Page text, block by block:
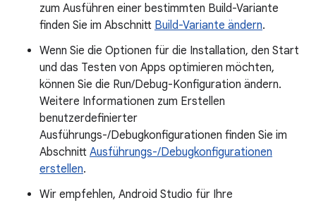
zum Ausführen einer bestimmten Build-Variante
finden Sie im Abschnitt Build-Variante ändern.
Wenn Sie die Optionen für die Installation, den Start
und das Testen von Apps optimieren möchten,
können Sie die Run/Debug-Konfiguration ändern.
Weitere Informationen zum Erstellen
benutzerdefinierter
Ausführungs-/Debugkonfigurationen finden Sie im
Abschnitt Ausführungs-/Debugkonfigurationen
erstellen.
Wir empfehlen, Android Studio für Ihre